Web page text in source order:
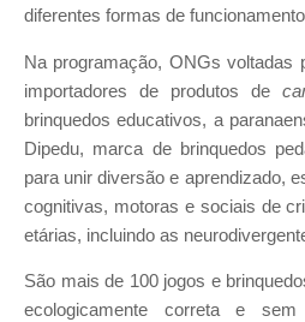
diferentes formas de
Na programação, ONGs voltadas
importadores de produtos de
brinquedos educativos, a
Dipedu, marca de brinquedos
para unir diversão e aprendizado,
cognitivas, motoras e sociais de
etárias, incluindo as
São mais de 100 jogos e
ecologicamente correta e